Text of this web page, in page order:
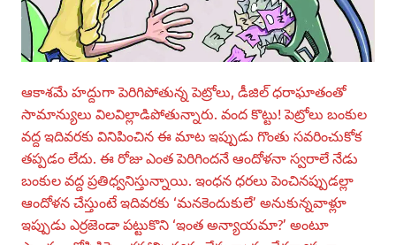
ఆకాశమే హద్దుగా పెరిగిపోతున్న పెట్రోలు, డీజిల్‌ ధరాఘాతంతో
సామాన్యులు విలవిల్లాడిపోతున్నారు. వంద కొట్టు! పెట్రోలు బంకుల
వద్ద ఇదివరకు వినిపించిన ఈ మాట ఇప్పుడు గొంతు సవరించుకోక
తప్పడం లేదు. ఈ రోజు ఎంత పెరిగిందనే ఆందోళనా స్వరాలే నేడు
బంకుల వద్ద ప్రతిధ్వనిస్తున్నాయి. ఇంధన ధరలు పెంచినప్పుడల్లా
ఆందోళన చేస్తుంటే ఇదివరకు ‘మనకెందుకులే’ అనుకున్నవాళ్లూ
ఇప్పుడు ఎర్రజెండా పట్టుకొని ‘ఇంత అన్యాయమా?’ అంటూ